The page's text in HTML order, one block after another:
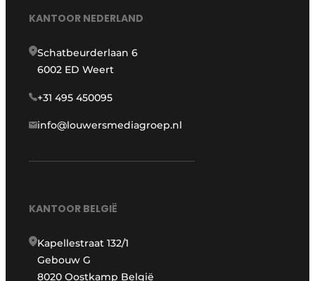
KANTOOR NEDERLAND
Schatbeurderlaan 6
6002 ED Weert
+31 495 450095
info@louwersmediagroep.nl
KANTOOR BELGIË
Kapellestraat 132/1
Gebouw G
8020 Oostkamp België